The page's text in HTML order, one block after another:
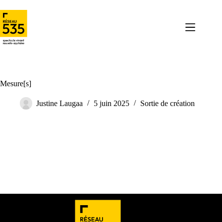
Mesure[s]
Justine Laugaa 5 juin 2025 Sortie de création